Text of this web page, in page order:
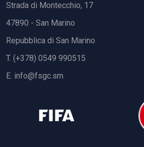
Strada di Montecchio, 17
47890 - San Marino
Repubblica di San Marino
T. (+378) 0549 990515
E. info@fsgc.sm